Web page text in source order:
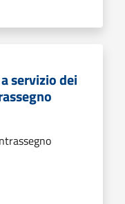
servizio dei